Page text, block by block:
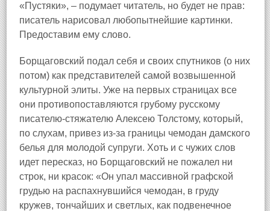
«Пустяки», – подумает читатель, но будет не прав:
писатель нарисовал любопытнейшие картинки.
Предоставим ему слово.
Борщаговский подал себя и своих спутников (о них
потом) как представителей самой возвышенной
культурной элиты. Уже на первых страницах все
они противопоставляются грубому русскому
писателю‑стяжателю Алексею Толстому, который,
по слухам, привез из‑за границы чемодан дамского
белья для молодой супруги. Хоть и с чужих слов
идет пересказ, но Борщаговский не пожалел ни
строк, ни красок: «Он упал массивной графской
грудью на распахнувшийся чемодан, в груду
кружев, тончайших и светлых, как подвенечное